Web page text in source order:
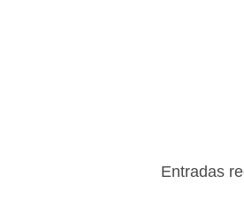
Entradas